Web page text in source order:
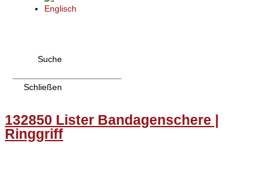
Suche
Schließen
132850 Lister Bandagenschere |
Ringgriff